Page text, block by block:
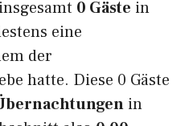
0 Gäste in
eine
der
hatte. Diese 0 Gäste
in